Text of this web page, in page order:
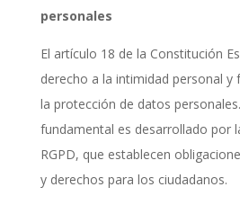
personales
El artículo 18 de la Constitución
derecho a la intimidad personal y
la protección de datos
fundamental es desarrollado por
RGPD, que establecen
y derechos para los ciudadanos.